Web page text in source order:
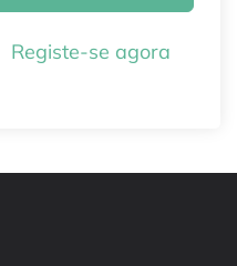
Registe-se agora